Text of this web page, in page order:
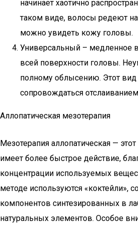
начинает хаотично
таком виде, волосы редеют
можно увидеть кожу головы.
Универсальный – медленное
всей поверхности головы.
полному облысению. Этот
сопровождаться отслаиванием
Аллопатическая мезотерапия
Мезотерапия аллопатическая —
имеет более быстрое действие,
концентрации используемых
методе используются «коктейли»,
компонентов синтезированных в
натуральных элементов. Особое